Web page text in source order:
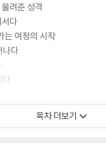
려준 성격
다
는 여정의 시작
나다
다
름이 지나가다
목차 더보기